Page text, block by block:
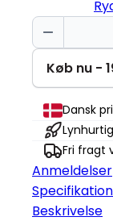
Taler
flydende
sarkasme
Creator
2.0
antal
Køb nu -
Dansk
Fri fragt
Anmeldelser
Beskrivelse